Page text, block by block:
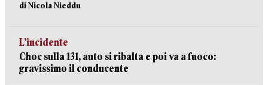
di Nicola Nieddu
L’incidente
Choc sulla 131, auto si ribalta e poi va a fuoco:
gravissimo il conducente